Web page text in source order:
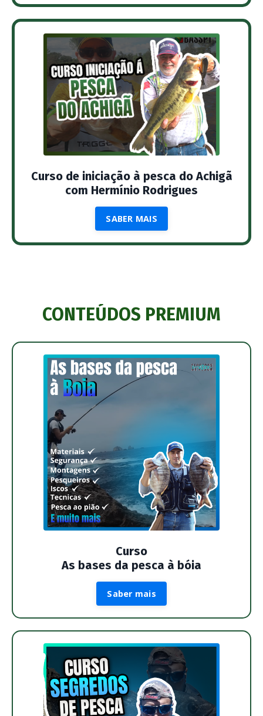
Curso de iniciação à pesca do Achigã
com Hermínio Rodrigues
SABER MAIS
CONTEÚDOS PREMIUM
Curso
As bases da pesca à bóia
Saber mais